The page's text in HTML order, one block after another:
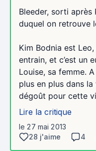
Bleeder, sorti après
duquel on retrouve
Kim Bodnia est
entrain, et c’est un
Louise, sa femme.
plus en plus dans
dégoût pour cette
Lire la critique
le 27 mai 2013
28 j'aime
4